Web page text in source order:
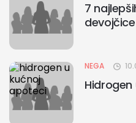
7
devojčice
NEGA